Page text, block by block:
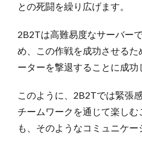
との死闘を繰り広げます。
2B2Tは高難易度なサーバー
め、この作戦を成功させる
ーターを撃退することに成功
このように、2B2Tでは緊張
チームワークを通じて楽しむ
も、そのようなコミュニケ